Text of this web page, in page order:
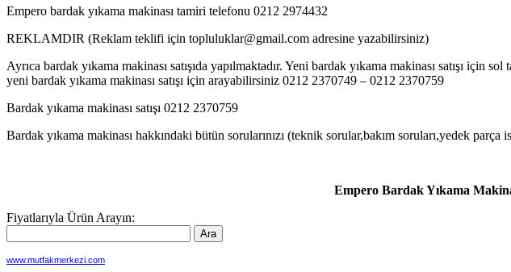
Empero bardak yıkama makinası tamiri telefonu 0212 2974432
REKLAMDIR (Reklam teklifi için topluluklar@gmail.com adresine yazabilirsiniz)
Ayrıca bardak yıkama makinası satışıda yapılmaktadır. Yeni bardak yıkama makinası satışı
yeni bardak yıkama makinası satışı için arayabilirsiniz 0212 2370749 – 0212 2370759
Bardak yıkama makinası satışı 0212 2370759
Bardak yıkama makinası hakkındaki bütün sorularınızı (teknik sorular,bakım soruları,yedek parça
Empero Bardak Yıkama
Fiyatlarıyla Ürün Arayın:
www.mutfakmerkezi.com